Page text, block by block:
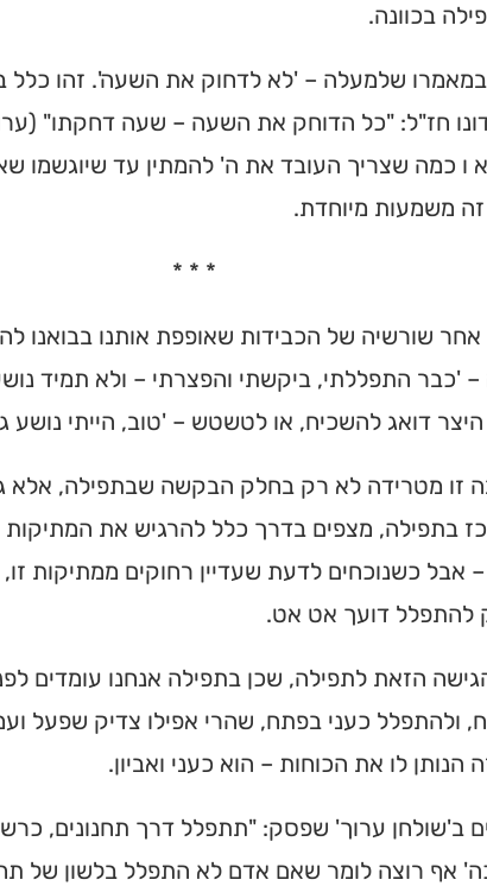
בכוונה.
שלמעלה – 'לא לדחוק את השעה'. זהו כלל
חז"ל: "כל הדוחק את השעה – שעה דחקתו"
ו כמה שצריך העובד את ה' להמתין עד שיוגשמו
משמעות מיוחדת.
* * *
שורשיה של הכבידות שאופפת אותנו בבואנו
'כבר התפללתי, ביקשתי והפצרתי – ולא תמיד
דואג להשכיח, או לטשטש – 'טוב, הייתי נושע
זו מטרידה לא רק בחלק הבקשה שבתפילה, אלא
בתפילה, מצפים בדרך כלל להרגיש את
אבל כשנוכחים לדעת שעדיין רחוקים ממתיקות
להתפלל דועך אט אט.
הזאת לתפילה, שכן בתפילה אנחנו עומדים
ולהתפלל כעני בפתח, שהרי אפילו צדיק שפעל
לו את הכוחות – הוא כעני ואביון.
ב'שולחן ערוך' שפסק: "תתפלל דרך תחנונים,
אף רוצה לומר שאם אדם לא התפלל בלשון של